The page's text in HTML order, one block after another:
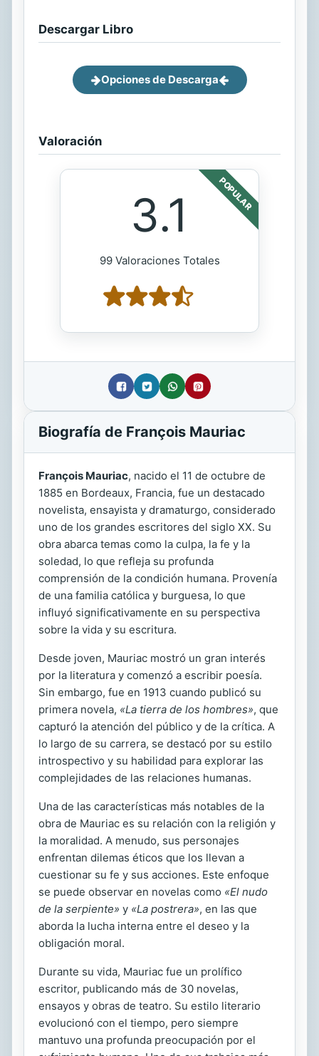
Descargar Libro
Opciones de Descarga
Valoración
POPULAR
3.1
99 Valoraciones Totales
Biografía de François Mauriac
François Mauriac, nacido el 11 de octubre de
1885 en Bordeaux, Francia, fue un destacado
novelista, ensayista y dramaturgo, considerado
uno de los grandes escritores del siglo XX. Su
obra abarca temas como la culpa, la fe y la
soledad, lo que refleja su profunda
comprensión de la condición humana. Provenía
de una familia católica y burguesa, lo que
influyó significativamente en su perspectiva
sobre la vida y su escritura.
Desde joven, Mauriac mostró un gran interés
por la literatura y comenzó a escribir poesía.
Sin embargo, fue en 1913 cuando publicó su
primera novela, «La tierra de los hombres», que
capturó la atención del público y de la crítica. A
lo largo de su carrera, se destacó por su estilo
introspectivo y su habilidad para explorar las
complejidades de las relaciones humanas.
Una de las características más notables de la
obra de Mauriac es su relación con la religión y
la moralidad. A menudo, sus personajes
enfrentan dilemas éticos que los llevan a
cuestionar su fe y sus acciones. Este enfoque
se puede observar en novelas como «El nudo
de la serpiente» y «La postrera», en las que
aborda la lucha interna entre el deseo y la
obligación moral.
Durante su vida, Mauriac fue un prolífico
escritor, publicando más de 30 novelas,
ensayos y obras de teatro. Su estilo literario
evolucionó con el tiempo, pero siempre
mantuvo una profunda preocupación por el